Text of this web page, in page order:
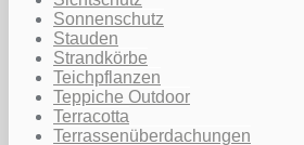
Sonnenschutz
Stauden
Strandkörbe
Teichpflanzen
Teppiche Outdoor
Terracotta
Terrassenüberdachungen